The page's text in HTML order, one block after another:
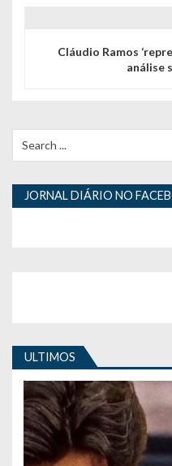
ã
o
d
i
g
o
s
Cláudio Ramos
análise
for:
JORNAL DIÁRIO NO
ULTIMOS